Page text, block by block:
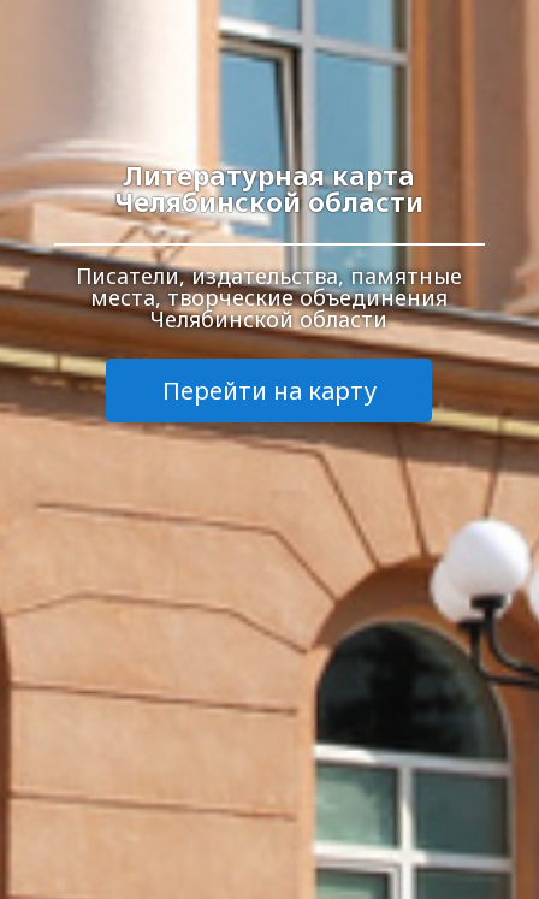
Литературная карта
Челябинской области
Писатели, издательства, памятные
места, творческие объединения
Челябинской области
Перейти на карту